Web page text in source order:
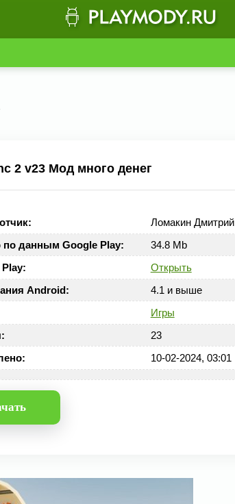
2 v23 Мод много денег
Ломакин Дмитрий
по данным Google Play:
34.8 Mb
Открыть
Android:
4.1 и выше
Игры
23
10-02-2024, 03:01